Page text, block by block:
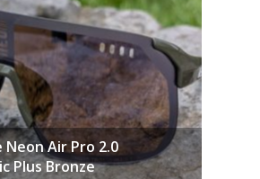
Neon Air Pro 2.0
Plus Bronze